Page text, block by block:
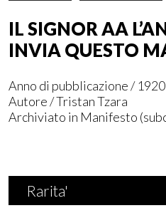
IL SIGNOR AA
INVIA QUESTO
Anno di pubblicazione / 1920
Autore /Tristan Tzara
Archiviato in Manifesto
Rarita'